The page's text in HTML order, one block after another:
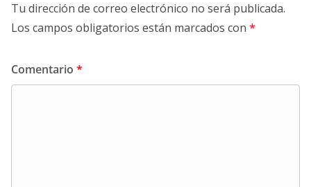
Tu dirección de correo electrónico no será publicada.
Los campos obligatorios están marcados con *
Comentario *